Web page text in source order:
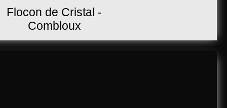
Flocon de Cristal -
Combloux